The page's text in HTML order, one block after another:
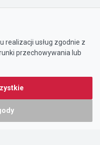
realizacji usług zgodnie z
przechowywania lub